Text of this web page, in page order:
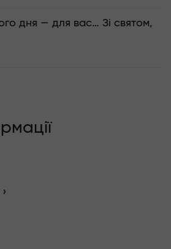
дня — для вас… Зі святом,